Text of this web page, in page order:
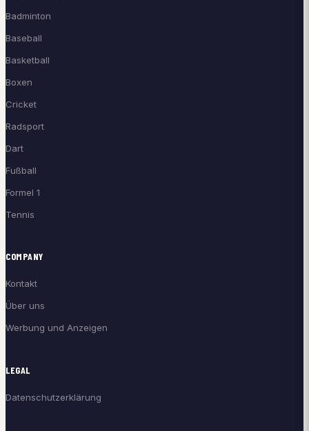
Badminton
Baseball
Basketball
Boxen
Cricket
Radsport
Dart
Fußball
Formel 1
Tennis
COMPANY
Kontakt
Über uns
Werbung und Anzeigen
LEGAL
Datenschutzerklärung